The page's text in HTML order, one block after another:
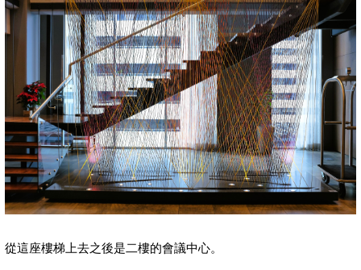
從這座樓梯上去之後是二樓的會議中心。